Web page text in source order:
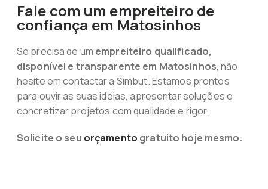
Fale com um empreiteiro de
confiança em Matosinhos
Se precisa de um empreiteiro qualificado,
disponível e transparente em Matosinhos, não
hesite em contactar a Simbut. Estamos prontos
para ouvir as suas ideias, apresentar soluções e
concretizar projetos com qualidade e rigor.
Solicite o seu orçamento gratuito hoje mesmo.